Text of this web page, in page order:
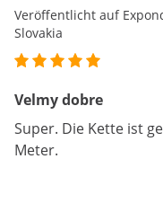
Veröffentlicht auf
Slovakia
Velmy dobre
Super. Die Kette ist
Meter.